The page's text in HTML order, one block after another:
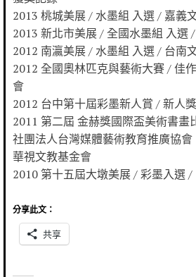
2013 桃城美展 / 水墨組 入選 / 嘉義
2013 新北市美展 / 全國水墨組 入選
2012 南瀛美展 / 水墨組 入選 / 台南
2012 全國奧林匹克與藝術大賽 / 佳
會
2012 台中第十屆彩墨新人賞 / 新人
2011 第二屆 金赫獎國際盃美術書畫
社團法人台灣媒體藝術教育推廣協會
華視文教基金會
2010 第十五屆大墩美展 / 彩墨入選 /
分享此文：
共享